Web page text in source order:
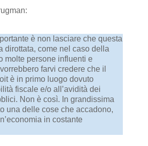
è non lasciare che questa
dirottata, come nel caso della
molte persone influenti e
farvi credere che il
è in primo luogo dovuto
fiscale e/o all’avidità dei
Non è così. In grandissima
una delle cose che accadono,
in costante